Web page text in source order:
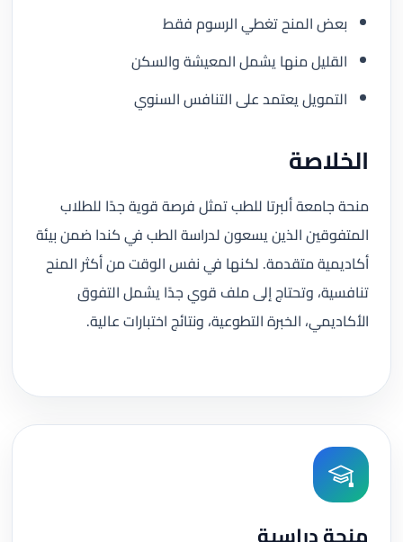
بعض المنح تغطي الرسوم فقط
القليل منها يشمل المعيشة والسكن
التمويل يعتمد على التنافس السنوي
الخلاصة
منحة جامعة ألبرتا للطب تمثل فرصة قوية جدًا للطلاب
المتفوقين الذين يسعون لدراسة الطب في كندا ضمن بيئة
أكاديمية متقدمة. لكنها في نفس الوقت من أكثر المنح
تنافسية، وتحتاج إلى ملف قوي جدًا يشمل التفوق
الأكاديمي، الخبرة التطوعية، ونتائج اختبارات عالية.